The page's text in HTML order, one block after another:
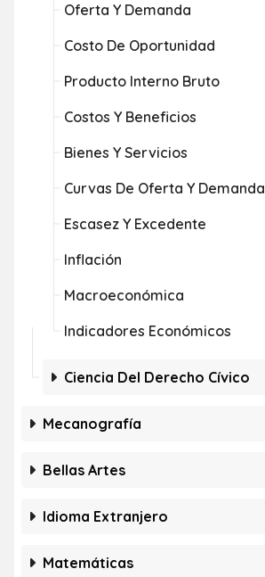
Oferta Y Demanda
Costo De Oportunidad
Producto Interno Bruto
Costos Y Beneficios
Bienes Y Servicios
Curvas De Oferta Y Demanda
Escasez Y Excedente
Inflación
Macroeconómica
Indicadores Económicos
Ciencia Del Derecho Cívico
Mecanografía
Bellas Artes
Idioma Extranjero
Matemáticas